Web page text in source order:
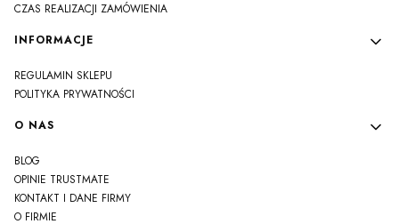
CZAS REALIZACJI ZAMÓWIENIA
INFORMACJE
REGULAMIN SKLEPU
POLITYKA PRYWATNOŚCI
O NAS
BLOG
OPINIE TRUSTMATE
KONTAKT I DANE FIRMY
O FIRMIE